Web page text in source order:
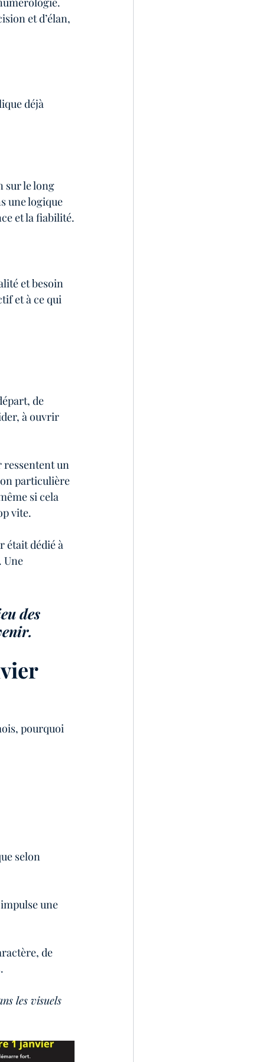
et d’élan,
déjà
sur le long
une logique
et la fiabilité.
et besoin
et à ce qui
de
à ouvrir
ressentent un
particulière
si cela
vite.
était dédié à
Une
des
pourquoi
selon
une
de
les visuels